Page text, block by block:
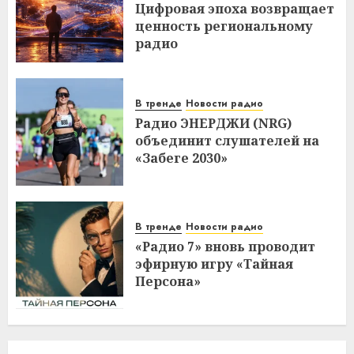
Цифровая эпоха возвращает
ценность региональному
радио
В тренде Новости радио
Радио ЭНЕРДЖИ (NRG)
объединит слушателей на
«Забеге 2030»
В тренде Новости радио
«Радио 7» вновь проводит
эфирную игру «Тайная
Персона»